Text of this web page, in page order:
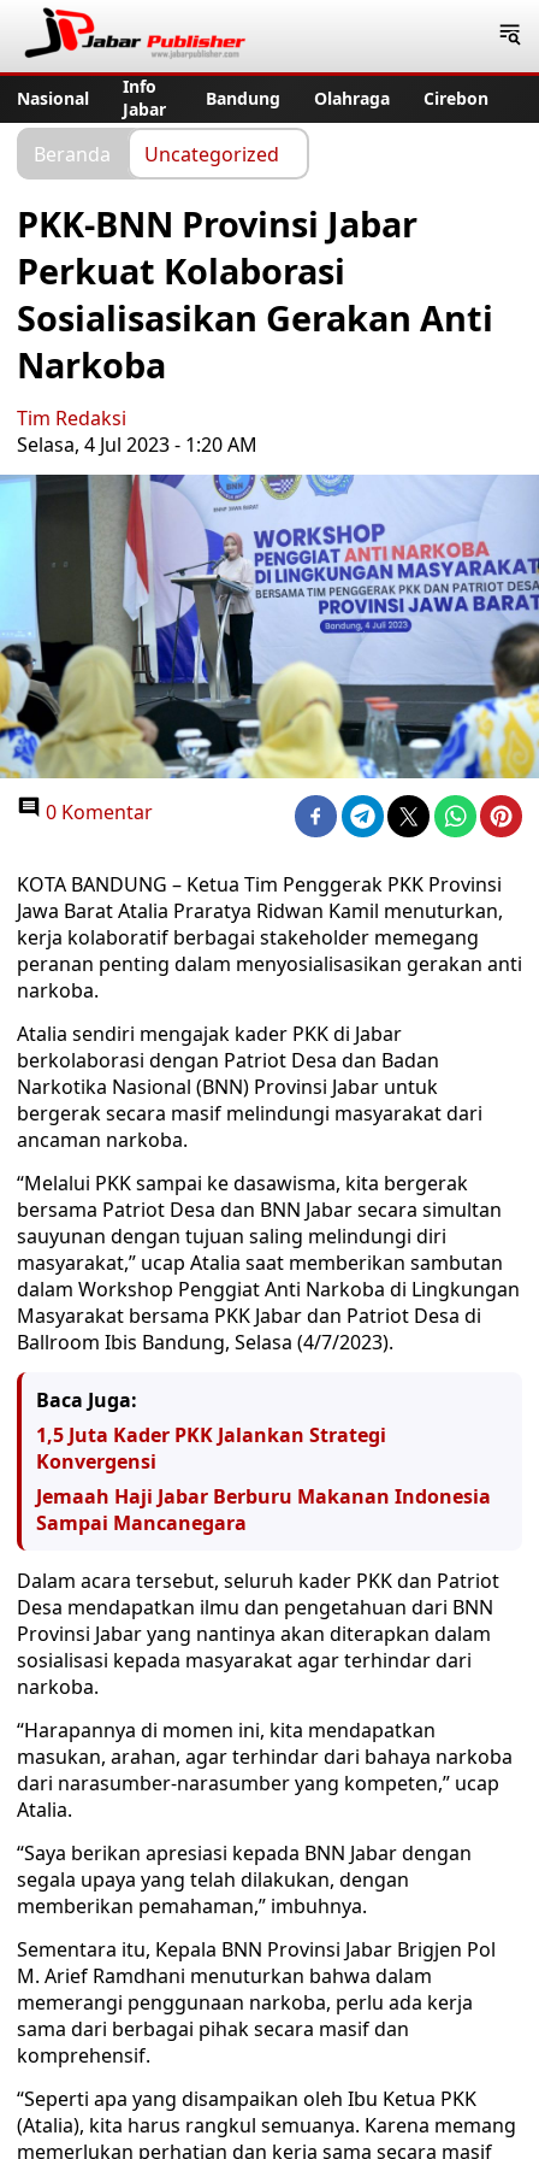
Nasional
Info
Jabar
Bandung Olahraga Cirebon
Beranda Uncategorized
PKK-BNN Provinsi Jabar
Perkuat Kolaborasi
Sosialisasikan Gerakan Anti
Narkoba
Tim Redaksi
Selasa, 4 Jul 2023 - 1:20 AM
0 Komentar
KOTA BANDUNG – Ketua Tim Penggerak PKK Provinsi
Jawa Barat Atalia Praratya Ridwan Kamil menuturkan,
kerja kolaboratif berbagai stakeholder memegang
peranan penting dalam menyosialisasikan gerakan anti
narkoba.
Atalia sendiri mengajak kader PKK di Jabar
berkolaborasi dengan Patriot Desa dan Badan
Narkotika Nasional (BNN) Provinsi Jabar untuk
bergerak secara masif melindungi masyarakat dari
ancaman narkoba.
“Melalui PKK sampai ke dasawisma, kita bergerak
bersama Patriot Desa dan BNN Jabar secara simultan
sauyunan dengan tujuan saling melindungi diri
masyarakat,” ucap Atalia saat memberikan sambutan
dalam Workshop Penggiat Anti Narkoba di Lingkungan
Masyarakat bersama PKK Jabar dan Patriot Desa di
Ballroom Ibis Bandung, Selasa (4/7/2023).
Baca Juga:
1,5 Juta Kader PKK Jalankan Strategi
Konvergensi
Jemaah Haji Jabar Berburu Makanan Indonesia
Sampai Mancanegara
Dalam acara tersebut, seluruh kader PKK dan Patriot
Desa mendapatkan ilmu dan pengetahuan dari BNN
Provinsi Jabar yang nantinya akan diterapkan dalam
sosialisasi kepada masyarakat agar terhindar dari
narkoba.
“Harapannya di momen ini, kita mendapatkan
masukan, arahan, agar terhindar dari bahaya narkoba
dari narasumber-narasumber yang kompeten,” ucap
Atalia.
“Saya berikan apresiasi kepada BNN Jabar dengan
segala upaya yang telah dilakukan, dengan
memberikan pemahaman,” imbuhnya.
Sementara itu, Kepala BNN Provinsi Jabar Brigjen Pol
M. Arief Ramdhani menuturkan bahwa dalam
memerangi penggunaan narkoba, perlu ada kerja
sama dari berbagai pihak secara masif dan
komprehensif.
“Seperti apa yang disampaikan oleh Ibu Ketua PKK
(Atalia), kita harus rangkul semuanya. Karena memang
memerlukan perhatian dan kerja sama secara masif